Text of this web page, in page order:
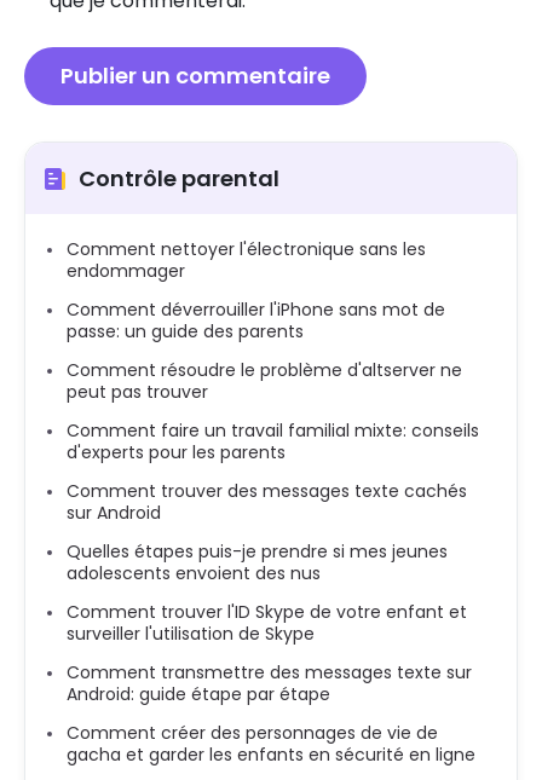
Contrôle parental
Comment nettoyer l'électronique sans les
endommager
Comment déverrouiller l'iPhone sans mot de
passe: un guide des parents
Comment résoudre le problème d'altserver ne
peut pas trouver
Comment faire un travail familial mixte: conseils
d'experts pour les parents
Comment trouver des messages texte cachés
sur Android
Quelles étapes puis-je prendre si mes jeunes
adolescents envoient des nus
Comment trouver l'ID Skype de votre enfant et
surveiller l'utilisation de Skype
Comment transmettre des messages texte sur
Android: guide étape par étape
Comment créer des personnages de vie de
gacha et garder les enfants en sécurité en ligne